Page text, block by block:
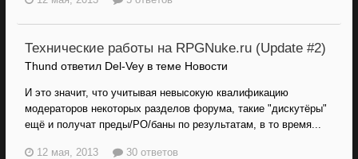
Технические работы на RPGNuke.ru (Update #2)
Thund ответил Del-Vey в теме Новости
И это значит, что учитывая невысокую квалификацию
модераторов некоторых разделов форума, такие "дискутёры"
ещё и получат преды/РО/баны по результатам, в то время...
12 мая, 2013 30 ответов